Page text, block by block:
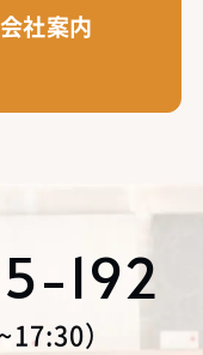
会社案内
192